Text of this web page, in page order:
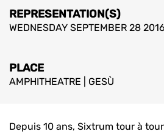
Depuis 10 ans, Sixtrum tour à
REPRESENTATION(S)
WEDNESDAY SEPTEMBER 28
PLACE
AMPHITHEATRE | GESÙ